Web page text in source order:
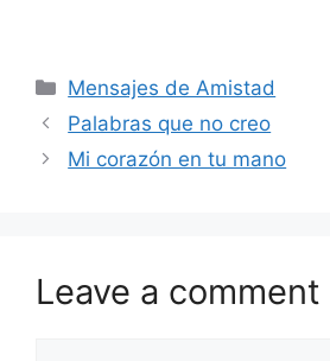
Categories
Mensajes de Amistad
Palabras que no creo
Mi corazón en tu mano
Leave a comment